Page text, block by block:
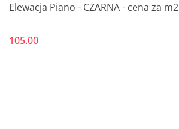
Elewacja Piano - CZARNA - cena za m2
105.00